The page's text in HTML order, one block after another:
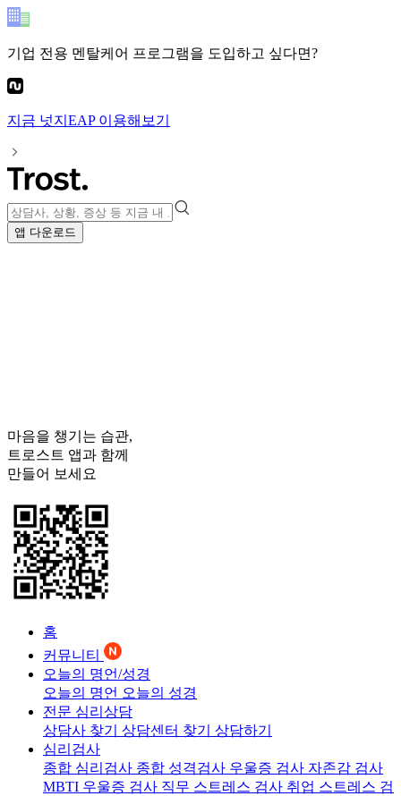
기업 전용 멘탈케어 프로그램을 도입하고 싶다면?
지금 넛지EAP이용해보기
앱 다운로드
마음을 챙기는 습관,
트로스트 앱과 함께
만들어 보세요
홈
커뮤니티
오늘의 명언/성경
오늘의 명언 오늘의 성경
전문 심리상담
상담사 찾기 상담센터 찾기 상담하기
심리검사
종합 심리검사 종합 성격검사 우울증 검사 자존감 검사
MBTI 우울증 검사 직무 스트레스 검사 취업 스트레스 검